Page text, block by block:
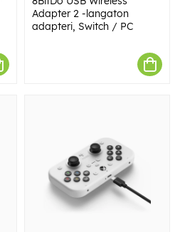
Adapter 2 -langaton
adapteri, Switch / PC